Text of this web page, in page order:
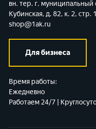
вн. тер. г.
Кубинская, д. 82, к. 2,
shop@1ak.ru
Для бизнеса
Время работы:
Ежедневно
Работаем 24/7 |